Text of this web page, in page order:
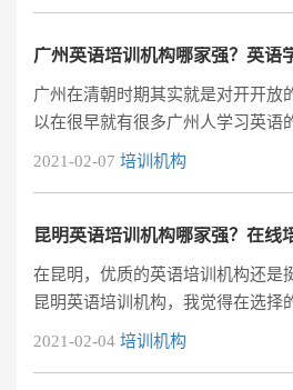
广州英语培训机构哪家强？英语
广州在清朝时期其实就是对开开放
以在很早就有很多广州人学习英语
人基础英语的时间更早。直到现
方法对于每个人都有效，但是经过
供大家参考的。
2021-02-07 培训机构
昆明英语培训机构哪家强？在线
在昆明，优质的英语培训机构还是
昆明英语培训机构，我觉得在选择
要综合教学师资、上课模式和收
2021-02-04 培训机构